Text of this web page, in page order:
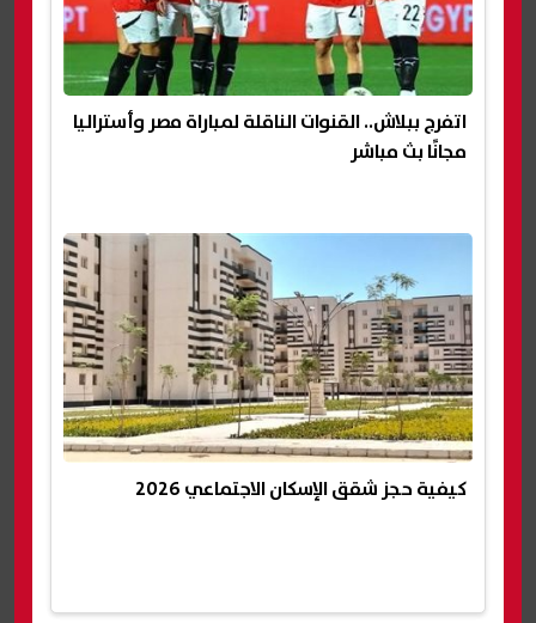
اتفرج ببلاش.. القنوات الناقلة لمباراة مصر وأستراليا
مجانًا بث مباشر
كيفية حجز شقق الإسكان الاجتماعي 2026